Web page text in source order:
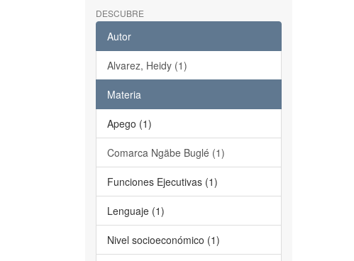
DESCUBRE
Autor
Alvarez, Heidy (1)
Materia
Apego (1)
Comarca Ngäbe Buglé (1)
Funciones Ejecutivas (1)
Lenguaje (1)
Nivel socioeconómico (1)